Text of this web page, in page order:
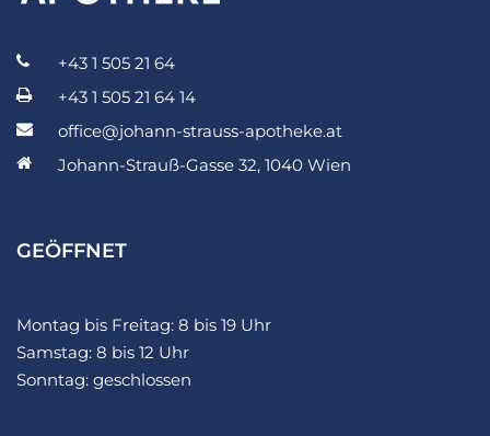
+43 1 505 21 64
+43 1 505 21 64 14
office@johann-strauss-apotheke.at
Johann-Strauß-Gasse 32, 1040 Wien
GEÖFFNET
Montag bis Freitag: 8 bis 19 Uhr
Samstag: 8 bis 12 Uhr
Sonntag: geschlossen